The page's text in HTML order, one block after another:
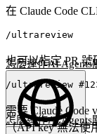
怎麼運作AI Agents
怎麼運作AI Agents
在 Claude Code
也可以指定 PR 號
需要 Claude Code
（API key 無法使